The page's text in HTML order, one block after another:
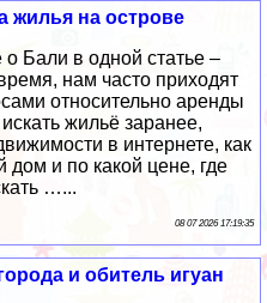
жилья на острове
Бали в одной статье –
нам часто приходят
относительно аренды
жильё заранее,
в интернете, как
дом и по какой цене, где
…...
08 07 2026 17:19:35
и обитель игуан